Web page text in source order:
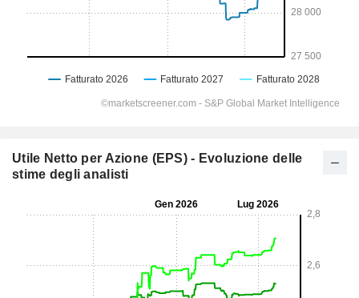
Utile Netto per Azione (EPS) - Evoluzione delle
stime degli analisti